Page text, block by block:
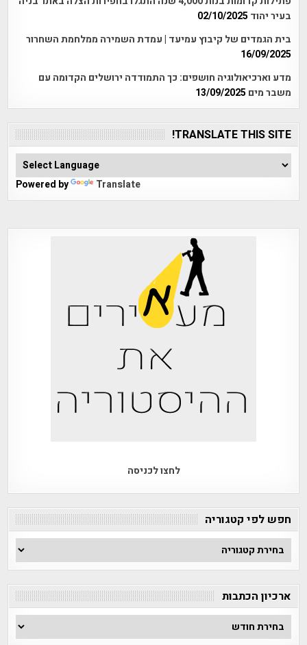
בעיר יהוד 02/10/2025
בית הגמדים של קיבוץ עמיעד | עמדת השמירה ממלחמת השחרור
16/09/2025
מדע וארכיאולוגיה חושפים: כך התמודדה ירושלים הקדומה עם
משבר מים 13/09/2025
TRANSLATE THIS SITE!
Powered by Translate
לחצו לכניסה
חפש לפי קטגוריה
חפש
לפי
ארכיון הכתבות
ארכיון
הכתבות